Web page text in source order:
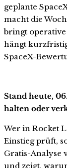
geplante
macht die
bringt
hängt
SpaceX-
Stand heute,
halten oder
Wer in Rocket
Einstieg prüft,
Gratis-Analyse
und zeigt,